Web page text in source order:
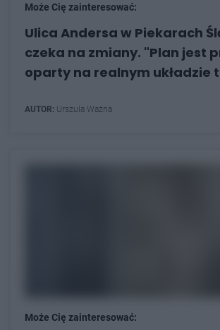
Może Cię zainteresować:
Ulica Andersa w Piekarach
czeka na zmiany. "Plan jest
oparty na realnym układzie
AUTOR: Urszula Ważna
Może Cię zainteresować: